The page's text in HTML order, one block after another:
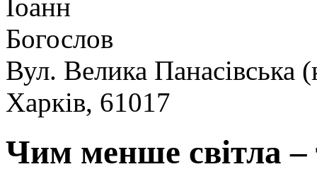
Вул. Велика Панасівська
Харків, 61017
Чим менше світла